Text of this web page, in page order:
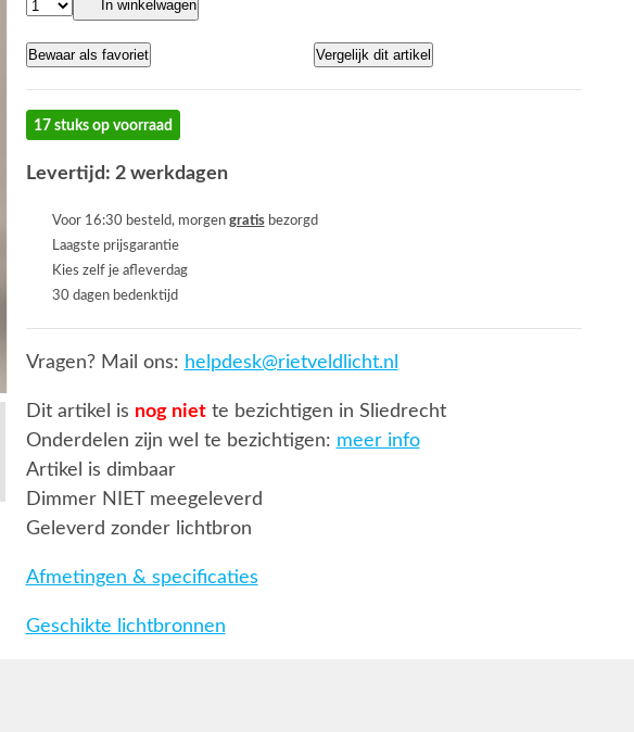
In winkelwagen
Bewaar als favoriet Vergelijk dit artikel
17 stuks op voorraad
Levertijd: 2 werkdagen
Voor 16:30 besteld, morgen gratisbezorgd
Laagste prijsgarantie
Kies zelf je afleverdag
30 dagen bedenktijd
Vragen? Mail ons: helpdesk@rietveldlicht.nl
Dit artikel is nog niette bezichtigen in Sliedrecht
Onderdelen zijn wel te bezichtigen: meer info
Artikel is dimbaar
Dimmer NIET meegeleverd
Geleverd zonder lichtbron
Afmetingen & specificaties
Geschikte lichtbronnen